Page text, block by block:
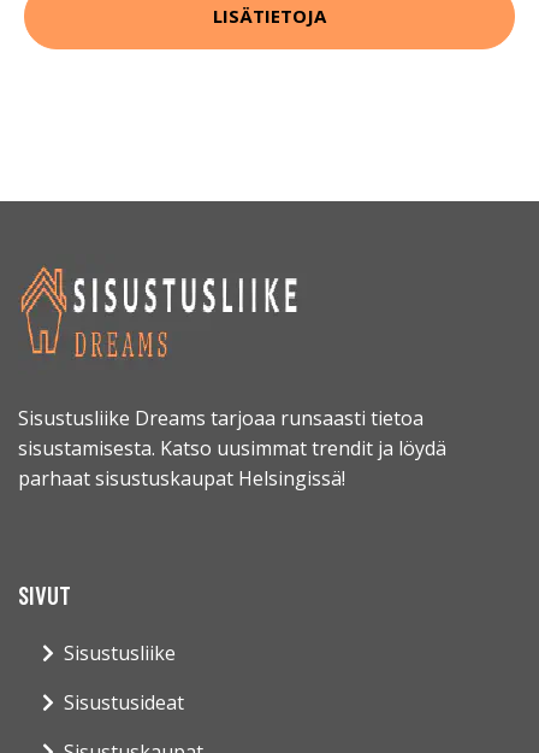
LISÄTIETOJA
Sisustusliike Dreams tarjoaa runsaasti tietoa
sisustamisesta. Katso uusimmat trendit ja löydä
parhaat sisustuskaupat Helsingissä!
SIVUT
Sisustusliike
Sisustusideat